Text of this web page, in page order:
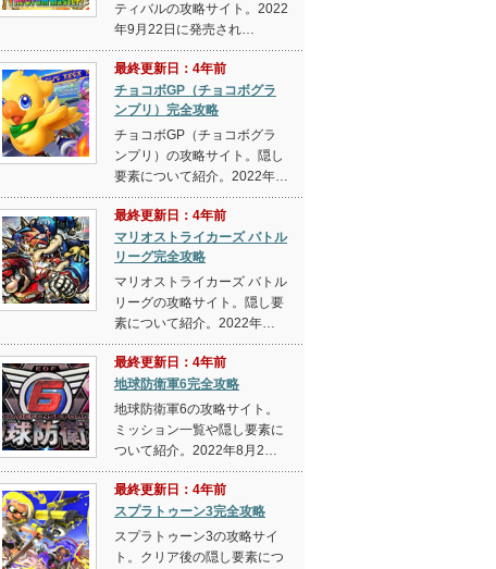
ティバルの攻略サイト。2022
年9月22日に発売され…
最終更新日：4年前
チョコボGP（チョコボグラ
ンプリ）完全攻略
チョコボGP（チョコボグラ
ンプリ）の攻略サイト。隠し
要素について紹介。2022年…
最終更新日：4年前
マリオストライカーズ バトル
リーグ完全攻略
マリオストライカーズ バトル
リーグの攻略サイト。隠し要
素について紹介。2022年…
最終更新日：4年前
地球防衛軍6完全攻略
地球防衛軍6の攻略サイト。
ミッション一覧や隠し要素に
ついて紹介。2022年8月2…
最終更新日：4年前
スプラトゥーン3完全攻略
スプラトゥーン3の攻略サイ
ト。クリア後の隠し要素につ